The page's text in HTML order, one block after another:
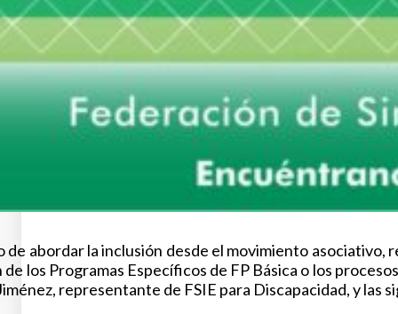
abordar la inclusión desde el movimiento
los Programas Específicos de FP Básica o los
representante de FSIE para Discapacidad, y las